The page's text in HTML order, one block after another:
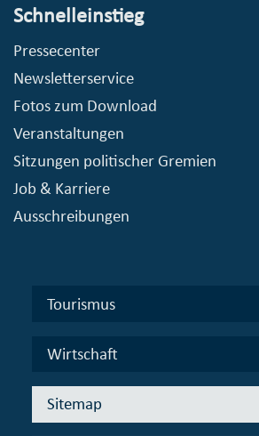
Schnelleinstieg
Pressecenter
Newsletterservice
Fotos zum Download
Veranstaltungen
Sitzungen politischer Gremien
Job & Karriere
Ausschreibungen
Tourismus
Wirtschaft
Sitemap